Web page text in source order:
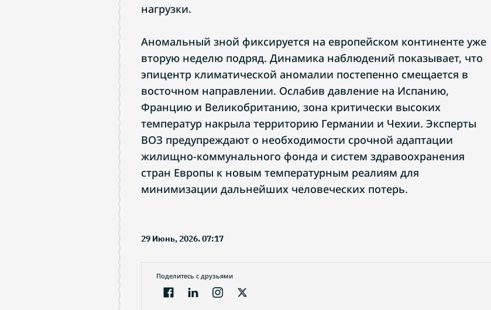
нагрузки.
Аномальный зной фиксируется на европейском континенте уже
вторую неделю подряд. Динамика наблюдений показывает, что
эпицентр климатической аномалии постепенно смещается в
восточном направлении. Ослабив давление на Испанию,
Францию и Великобританию, зона критически высоких
температур накрыла территорию Германии и Чехии. Эксперты
ВОЗ предупреждают о необходимости срочной адаптации
жилищно-коммунального фонда и систем здравоохранения
стран Европы к новым температурным реалиям для
минимизации дальнейших человеческих потерь.
29 Июнь, 2026. 07:17
Поделитесь с друзьями